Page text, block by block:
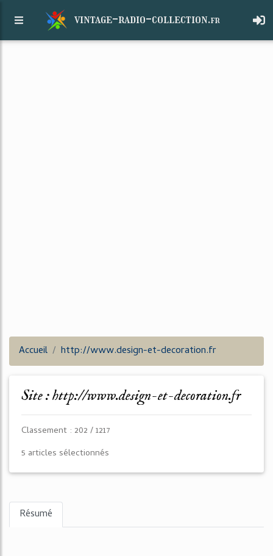
vintage-radio-collection.fr
Accueil http://www.design-et-decoration.fr
Site : http://www.design-et-decoration.fr
Classement : 202 / 1217
5 articles sélectionnés
Résumé